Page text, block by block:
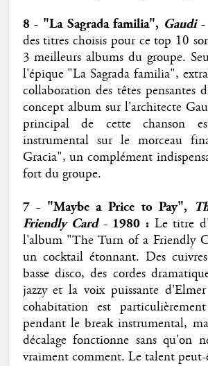
8 - "La Sagrada familia", Gaudi-
des titres choisis pour ce top 10
3 meilleurs albums du groupe.
l'épique "La Sagrada familia",
collaboration des têtes pensantes
concept album sur l'architecte
principal de cette chanson
instrumental sur le morceau
Gracia", un complément
fort du groupe.
7 - "Maybe a Price to Pay",
Friendly Card- 1980 : Le titre
l'album "The Turn of a Friendly
un cocktail étonnant. Des
basse disco, des cordes
jazzy et la voix puissante
cohabitation est
pendant le break instrumental,
décalage fonctionne sans qu'on
vraiment comment. Le talent peut-